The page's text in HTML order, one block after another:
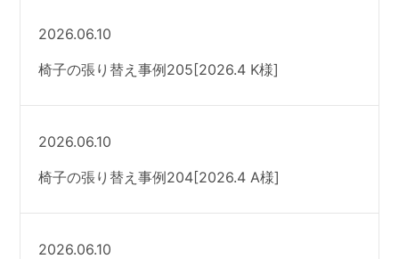
2026.06.10
椅子の張り替え事例205[2026.4 K様]
2026.06.10
椅子の張り替え事例204[2026.4 A様]
2026.06.10